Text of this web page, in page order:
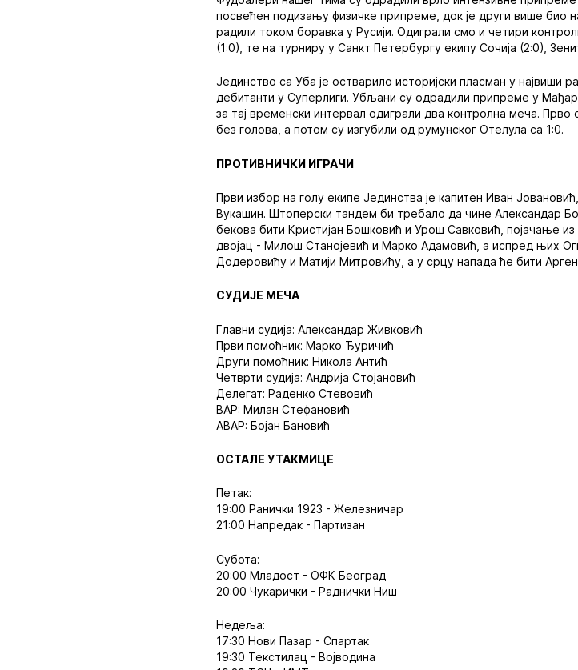
посвећен подизању физичке припреме, док је други више био
радили током боравка у Русији. Одиграли смо и четири
(1:0), те на турниру у Санкт Петербургу екипу Сочија (2:0),
Јединство са Уба је остварило историјски пласман у највиши
дебитанти у Суперлиги. Убљани су одрадили припреме у
за тај временски интервал одиграли два контролна меча.
без голова, а потом су изгубили од румунског Отелула са 1:0.
ПРОТИВНИЧКИ ИГРАЧИ
Први избор на голу екипе Јединства је капитен Иван
Вукашин. Штоперски тандем би требало да чине Александар
бекова бити Кристијан Бошковић и Урош Савковић, појачање
двојац - Милош Станојевић и Марко Адамовић, а испред њих
Додеровићу и Матији Митровићу, а у срцу напада ће бити
СУДИЈЕ МЕЧА
Главни судија: Александар Живковић
Први помоћник: Марко Ђуричић
Други помоћник: Никола Антић
Четврти судија: Андрија Стојановић
Делегат: Раденко Стевовић
ВАР: Милан Стефановић
АВАР: Бојан Бановић
ОСТАЛЕ УТАКМИЦЕ
Петак:
19:00 Ранички 1923 - Железничар
21:00 Напредак - Партизан
Субота:
20:00 Младост - ОФК Београд
20:00 Чукарички - Раднички Ниш
Недеља:
17:30 Нови Пазар - Спартак
19:30 Текстилац - Војводина